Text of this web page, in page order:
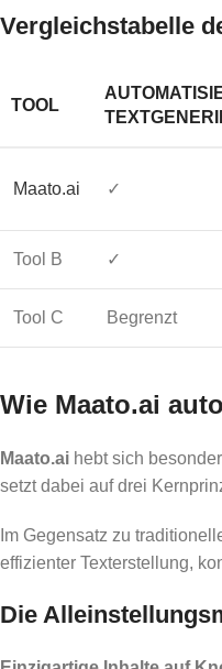
Vergleichstabelle
TOOL
Maato.ai ✓
Tool B ✓
Tool C Begrenzt
Wie Maato.ai
Maato.ai hebt sich
setzt dabei auf drei
Im Gegensatz zu
effizienter Texterstellung,
Die